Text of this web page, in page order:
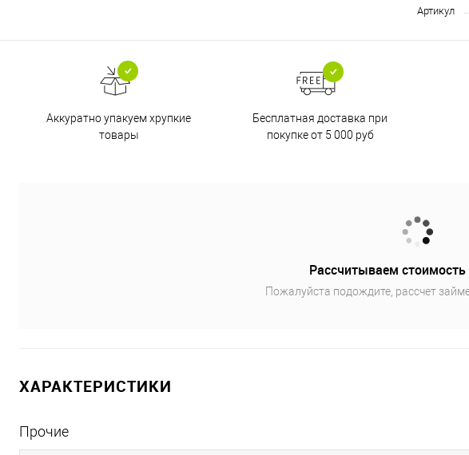
Артикул
Аккуратно упакуем хрупкие
товары
Бесплатная доставка при
покупке от 5 000 руб
Рассчитываем стоимость
Пожалуйста подождите, рассчет
ХАРАКТЕРИСТИКИ
Прочие